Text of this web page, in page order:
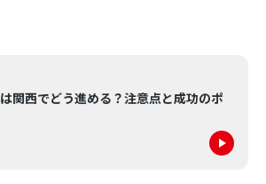
関西でどう進める？注意点と成功のポ